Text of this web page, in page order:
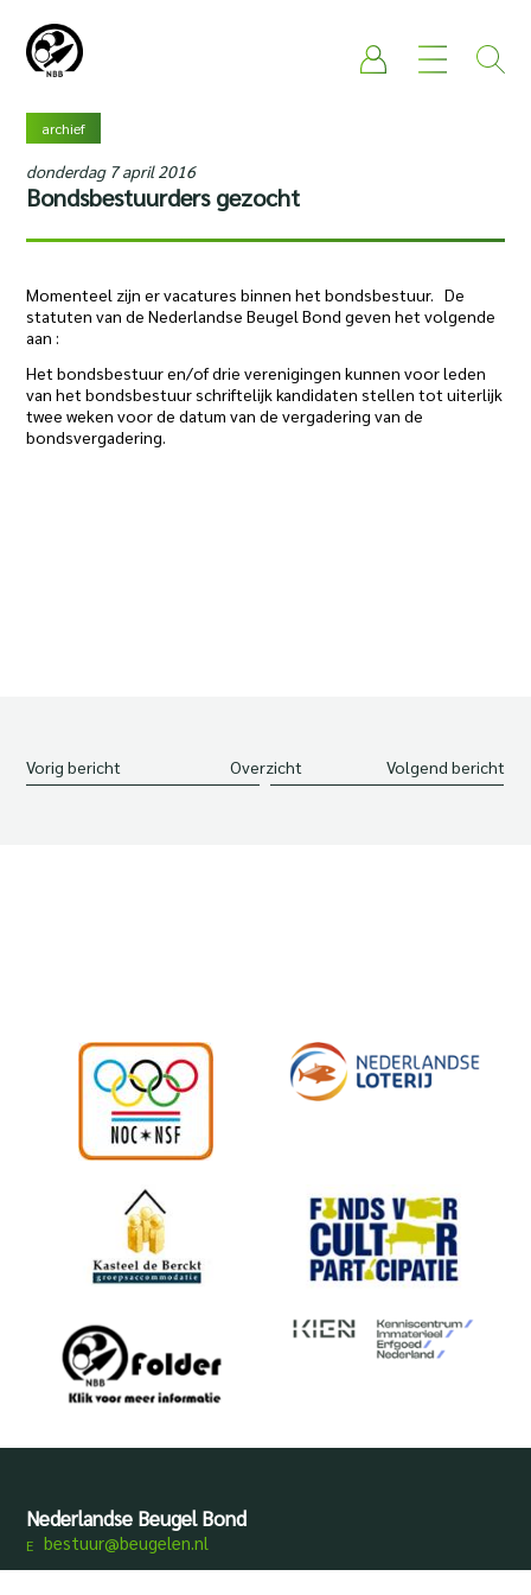
archief
donderdag 7 april 2016
Bondsbestuurders gezocht
Momenteel zijn er vacatures binnen het bondsbestuur. De
statuten van de Nederlandse Beugel Bond geven het volgende
aan :
Het bondsbestuur en/of drie verenigingen kunnen voor leden
van het bondsbestuur schriftelijk kandidaten stellen tot uiterlijk
twee weken voor de datum van de vergadering van de
bondsvergadering.
Vorig bericht Overzicht Volgend bericht
Nederlandse Beugel Bond
bestuur@beugelen.nl